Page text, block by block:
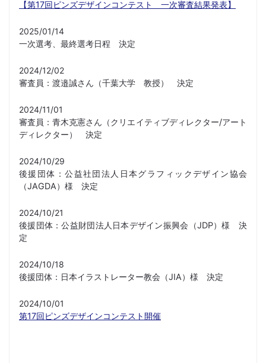
【第17回ピンズデザインコンテスト 一次審査結果発表】
2025/01/14
一次選考、最終選考日程 決定
2024/12/02
審査員：渡邉誠さん（千葉大学 教授） 決定
2024/11/01
審査員：青木克憲さん（クリエイティブディレクター/アート
ディレクター） 決定
2024/10/29
後援団体：公益社団法人日本グラフィックデザイン協会
（JAGDA）様 決定
2024/10/21
後援団体：公益財団法人日本デザイン振興会（JDP）様 決
定
2024/10/18
後援団体：日本イラストレーター教会（JIA）様 決定
2024/10/01
第17回ピンズデザインコンテスト開催